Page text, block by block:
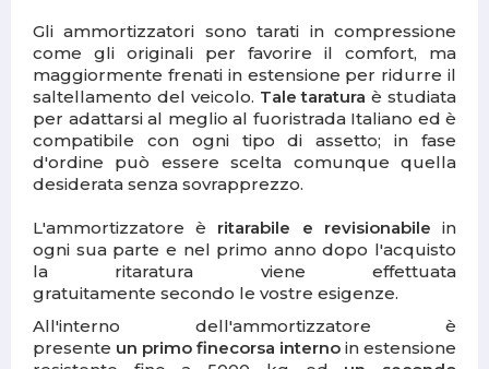
Gli ammortizzatori sono tarati in compressione
come gli originali per favorire il comfort, ma
maggiormente frenati in estensione per ridurre il
saltellamento del veicolo. Tale taratura è studiata
per adattarsi al meglio al fuoristrada Italiano ed è
compatibile con ogni tipo di assetto; in fase
d'ordine può essere scelta comunque quella
desiderata senza sovrapprezzo.
L'ammortizzatore è ritarabile e revisionabile in
ogni sua parte e nel primo anno dopo l'acquisto
la ritaratura viene effettuata
gratuitamente secondo le vostre esigenze.
All'interno dell'ammortizzatore è
presente un primo finecorsa interno in estensione